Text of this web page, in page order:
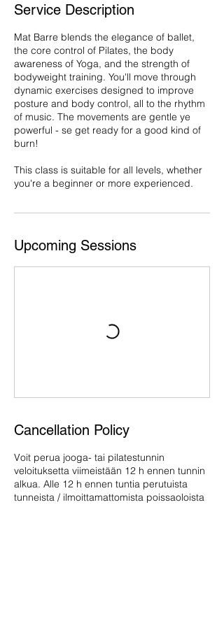
Service Description
Mat Barre blends the elegance of ballet,
the core control of Pilates, the body
awareness of Yoga, and the strength of
bodyweight training. You'll move through
dynamic exercises designed to improve
posture and body control, all to the rhythm
of music. The movements are gentle ye
powerful - se get ready for a good kind of
burn!
This class is suitable for all levels, whether
you're a beginner or more experienced.
Upcoming Sessions
Cancellation Policy
Voit perua jooga- tai pilatestunnin
veloituksetta viimeistään 12 h ennen tunnin
alkua. Alle 12 h ennen tuntia perutuista
tunneista / ilmoittamattomista poissaoloista